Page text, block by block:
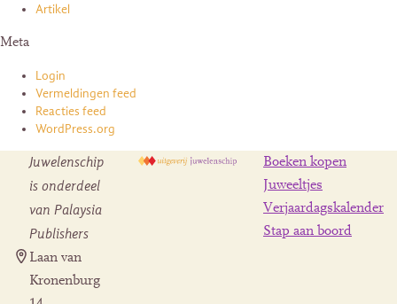
Artikel
Meta
Login
Vermeldingen feed
Reacties feed
WordPress.org
Juwelenschip
is onderdeel
van Palaysia
Publishers
Laan van
Kronenburg
Boeken kopen
Juweeltjes
Verjaardagskalender
Stap aan boord